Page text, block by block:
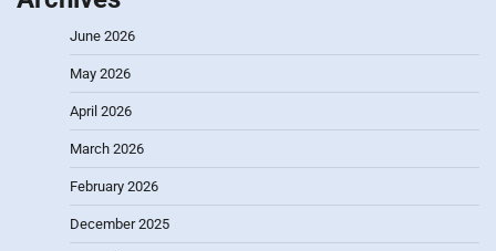
June 2026
May 2026
April 2026
March 2026
February 2026
December 2025